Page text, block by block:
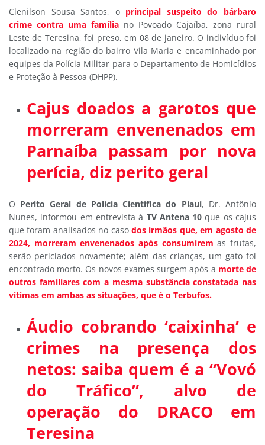
Clenilson Sousa Santos, o principal suspeito do bárbaro
crime contra uma família no Povoado Cajaíba, zona rural
Leste de Teresina, foi preso, em 08 de janeiro. O indivíduo foi
localizado na região do bairro Vila Maria e encaminhado por
equipes da Polícia Militar para o Departamento de Homicídios
e Proteção à Pessoa (DHPP).
Cajus doados a garotos que
morreram envenenados em
Parnaíba passam por nova
perícia, diz perito geral
O Perito Geral de Polícia Científica do Piauí, Dr. Antônio
Nunes, informou em entrevista à TV Antena 10 que os cajus
que foram analisados no caso dos irmãos que, em agosto de
2024, morreram envenenados após consumirem as frutas,
serão periciados novamente; além das crianças, um gato foi
encontrado morto. Os novos exames surgem após a morte de
outros familiares com a mesma substância constatada nas
vítimas em ambas as situações, que é o Terbufos.
Áudio cobrando ‘caixinha’ e
crimes na presença dos
netos: saiba quem é a “Vovó
do Tráfico”, alvo de
operação do DRACO em
Teresina